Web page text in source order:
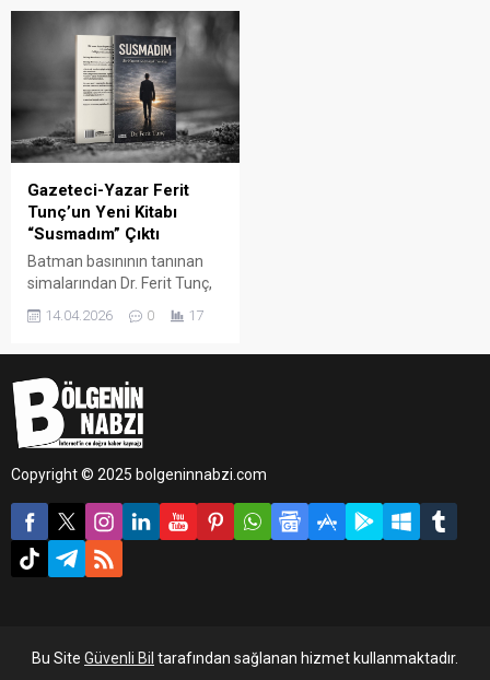
Gazeteci-Yazar Ferit
Tunç’un Yeni Kitabı
“Susmadım” Çıktı
Batman basınının tanınan
simalarından Dr. Ferit Tunç,
ikinci eseri "Susmadım" ile
okurlarının karşısına çıktı.
perspektifle ele alan kitap,
kısa sürede büyük ilgi gördü.
14.04.2026 0 17
Copyright © 2025 bolgeninnabzi.com
Bu Site Güvenli Bil tarafından sağlanan hizmet kullanmaktadır.